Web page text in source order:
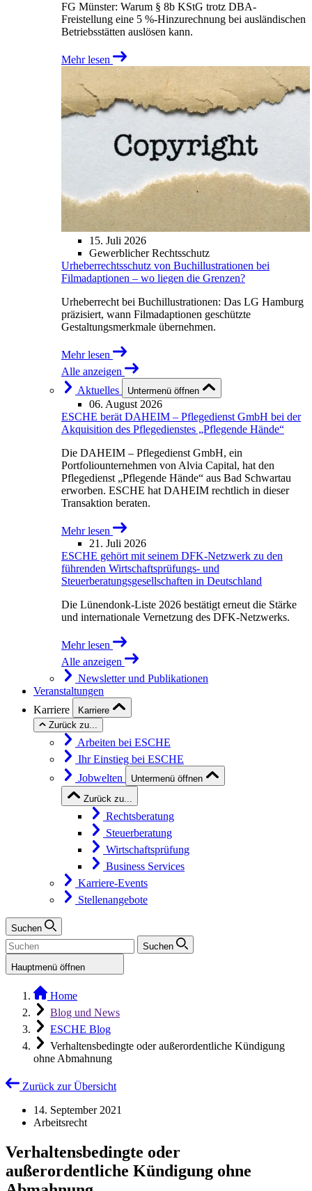
FG Münster: Warum § 8b KStG trotz DBA-
Freistellung eine 5 %-Hinzurechnung bei ausländischen
Betriebsstätten auslösen kann.
Mehr lesen
15. Juli 2026
Gewerblicher Rechtsschutz
Urheberrechtsschutz von Buchillustrationen bei
Filmadaptionen – wo liegen die Grenzen?
Urheberrecht bei Buchillustrationen: Das LG Hamburg
präzisiert, wann Filmadaptionen geschützte
Gestaltungsmerkmale übernehmen.
Mehr lesen
Alle anzeigen
Aktuelles
Untermenü öffnen
06. August 2026
ESCHE berät DAHEIM – Pflegedienst GmbH bei der
Akquisition des Pflegedienstes „Pflegende Hände“
Die DAHEIM – Pflegedienst GmbH, ein
Portfoliounternehmen von Alvia Capital, hat den
Pflegedienst „Pflegende Hände“ aus Bad Schwartau
erworben. ESCHE hat DAHEIM rechtlich in dieser
Transaktion beraten.
Mehr lesen
21. Juli 2026
ESCHE gehört mit seinem DFK-Netzwerk zu den
führenden Wirtschaftsprüfungs- und
Steuerberatungsgesellschaften in Deutschland
Die Lünendonk-Liste 2026 bestätigt erneut die Stärke
und internationale Vernetzung des DFK-Netzwerks.
Mehr lesen
Alle anzeigen
Newsletter und Publikationen
Veranstaltungen
Karriere
Karriere
Zurück zu...
Arbeiten bei ESCHE
Ihr Einstieg bei ESCHE
Jobwelten
Untermenü öffnen
Zurück zu...
Rechtsberatung
Steuerberatung
Wirtschaftsprüfung
Business Services
Karriere-Events
Stellenangebote
Suchen
Suchen
Hauptmenü öffnen
Home
Blog und News
ESCHE Blog
Verhaltensbedingte oder außerordentliche Kündigung
ohne Abmahnung
Zurück zur Übersicht
14. September 2021
Arbeitsrecht
Verhaltensbedingte oder
außerordentliche Kündigung ohne